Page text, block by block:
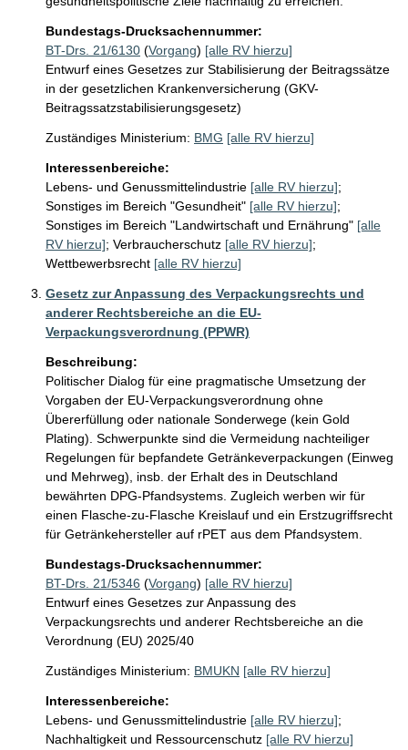
Bundestags-Drucksachennummer:
BT-Drs. 21/6130 (Vorgang) [alle RV hierzu]
Entwurf eines Gesetzes zur Stabilisierung der Beitragssätze
in der gesetzlichen Krankenversicherung (GKV-
Beitragssatzstabilisierungsgesetz)
Zuständiges Ministerium: BMG [alle RV hierzu]
Interessenbereiche:
Lebens- und Genussmittelindustrie [alle RV hierzu];
Sonstiges im Bereich "Gesundheit" [alle RV hierzu];
Sonstiges im Bereich "Landwirtschaft und Ernährung" [alle
RV hierzu]; Verbraucherschutz [alle RV hierzu];
Wettbewerbsrecht [alle RV hierzu]
Gesetz zur Anpassung des Verpackungsrechts und
anderer Rechtsbereiche an die EU-
Verpackungsverordnung (PPWR)
Beschreibung:
Politischer Dialog für eine pragmatische Umsetzung der
Vorgaben der EU-Verpackungsverordnung ohne
Übererfüllung oder nationale Sonderwege (kein Gold
Plating). Schwerpunkte sind die Vermeidung nachteiliger
Regelungen für bepfandete Getränkeverpackungen (Einweg
und Mehrweg), insb. der Erhalt des in Deutschland
bewährten DPG-Pfandsystems. Zugleich werben wir für
einen Flasche-zu-Flasche Kreislauf und ein Erstzugriffsrecht
für Getränkehersteller auf rPET aus dem Pfandsystem.
Bundestags-Drucksachennummer:
BT-Drs. 21/5346 (Vorgang) [alle RV hierzu]
Entwurf eines Gesetzes zur Anpassung des
Verpackungsrechts und anderer Rechtsbereiche an die
Verordnung (EU) 2025/40
Zuständiges Ministerium: BMUKN [alle RV hierzu]
Interessenbereiche:
Lebens- und Genussmittelindustrie [alle RV hierzu];
Nachhaltigkeit und Ressourcenschutz [alle RV hierzu]